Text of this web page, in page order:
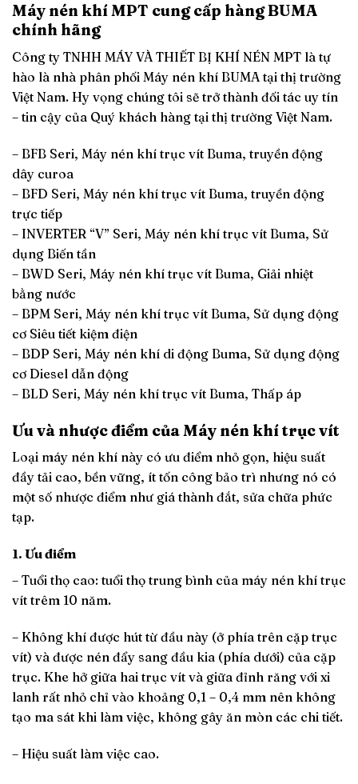
Máy nén khí MPT cung cấp hàng BUMA
chính hãng
Công ty TNHH MÁY VÀ THIẾT BỊ KHÍ NÉN MPT là tự
hào là nhà phân phối Máy nén khí BUMA tại thị trường
Việt Nam. Hy vọng chúng tôi sẽ trở thành đối tác uy tín
– tin cậy của Quý khách hàng tại thị trường Việt Nam.
– BFB Seri, Máy nén khí trục vít Buma, truyền động
dây curoa
– BFD Seri, Máy nén khí trục vít Buma, truyền động
trực tiếp
– INVERTER “V” Seri, Máy nén khí trục vít Buma, Sử
dụng Biến tần
– BWD Seri, Máy nén khí trục vít Buma, Giải nhiệt
bằng nước
– BPM Seri, Máy nén khí trục vít Buma, Sử dụng động
cơ Siêu tiết kiệm điện
– BDP Seri, Máy nén khí di động Buma, Sử dụng động
cơ Diesel dẫn động
– BLD Seri, Máy nén khí trục vít Buma, Thấp áp
Ưu và nhược điểm của Máy nén khí trục vít
Loại máy nén khí này có ưu điểm nhỏ gọn, hiệu suất
đầy tải cao, bền vững, ít tốn công bảo trì nhưng nó có
một số nhược điểm như giá thành đắt, sửa chữa phức
tạp.
1. Ưu điểm
– Tuổi thọ cao: tuổi thọ trung bình của máy nén khí trục
vít trêm 10 năm.
– Không khí được hút từ đầu này (ở phía trên cặp trục
vít) và được nén đẩy sang đầu kia (phía dưới) của cặp
trục. Khe hở giữa hai trục vít và giữa đỉnh răng với xi
lanh rất nhỏ chỉ vào khoảng 0,1 – 0,4 mm nên không
tạo ma sát khi làm việc, không gây ăn mòn các chi tiết.
– Hiệu suất làm việc cao.